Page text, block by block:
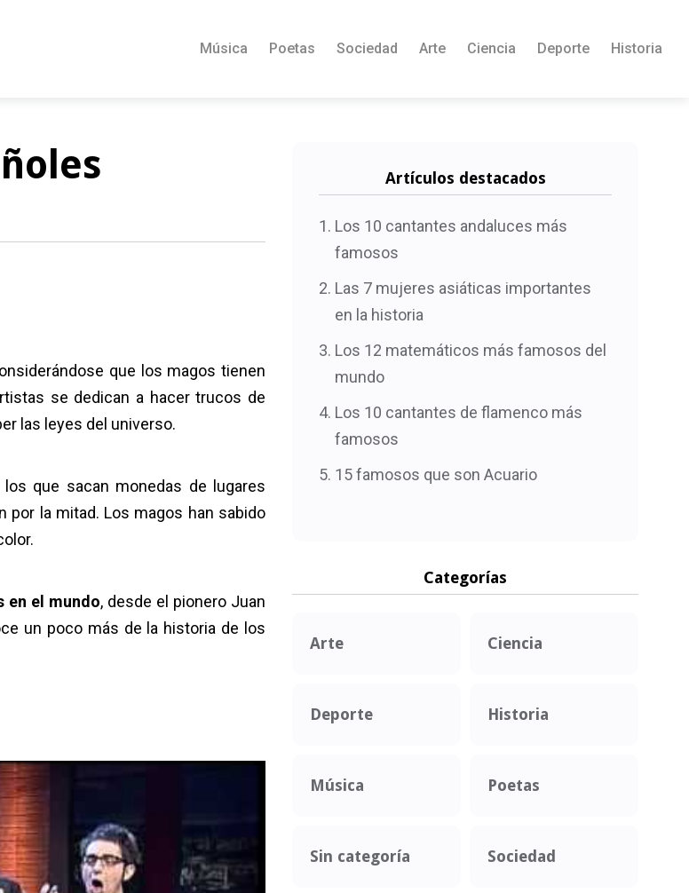
Música Poetas Sociedad Arte Ciencia Deporte Historia
que los magos tienen
se dedican a hacer trucos de
las leyes del universo.
que sacan monedas de lugares
por la mitad. Los magos han sabido
en el mundo, desde el pionero Juan
un poco más de la historia de los
Artículos destacados
Los 10 cantantes andaluces más
famosos
Las 7 mujeres asiáticas importantes
en la historia
Los 12 matemáticos más famosos del
mundo
Los 10 cantantes de flamenco más
famosos
15 famosos que son Acuario
Categorías
Arte Ciencia
Deporte Historia
Música Poetas
Sin categoría Sociedad